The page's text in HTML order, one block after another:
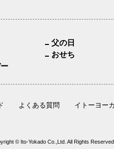
父の日
おせち
よくある質問 イトーヨー
© Ito-Yokado Co.,Ltd. All Rights Reserved.